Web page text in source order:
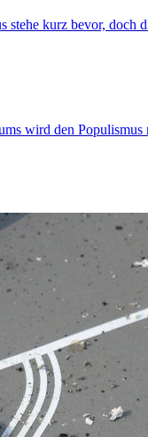
kurz bevor, doch
wird den